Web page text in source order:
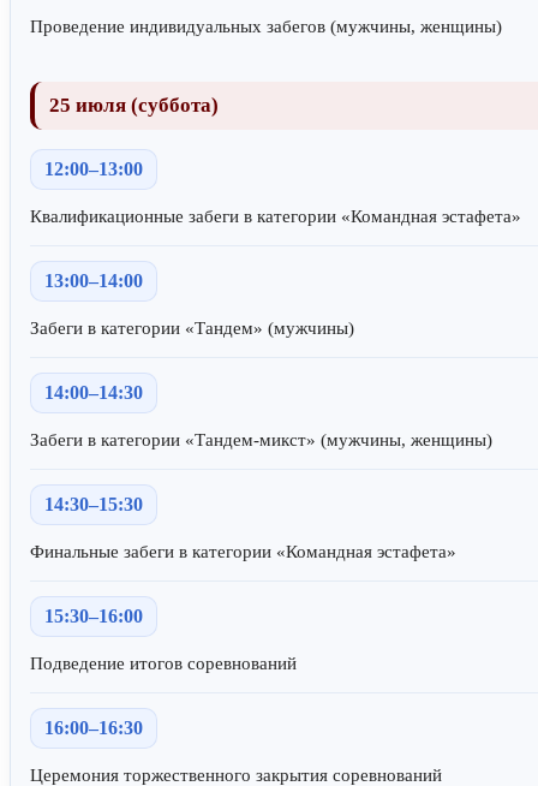
Проведение индивидуальных забегов (мужчины, женщины)
25 июля (суббота)
12:00–13:00
Квалификационные забеги в категории «Командная эстафета»
13:00–14:00
Забеги в категории «Тандем» (мужчины)
14:00–14:30
Забеги в категории «Тандем-микст» (мужчины, женщины)
14:30–15:30
Финальные забеги в категории «Командная эстафета»
15:30–16:00
Подведение итогов соревнований
16:00–16:30
Церемония торжественного закрытия соревнований